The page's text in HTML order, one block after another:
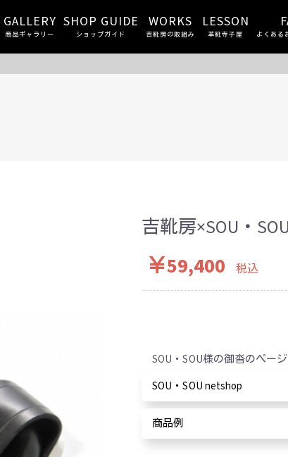
GALLERY
商品ギャラリー
SHOP GUIDE
ショップガイド
WORKS
吉靴房の取組み
LESSON
革靴寺子屋 よくある
吉靴房×SOU・
￥59,400 税込
SOU・SOU様の御沓のペー
SOU・SOU netshop
商品例